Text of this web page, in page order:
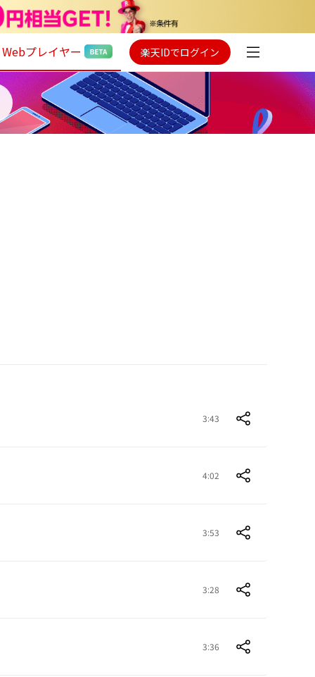
Webプレイヤー 楽天IDでログイン
3:43
4:02
3:53
3:28
3:36